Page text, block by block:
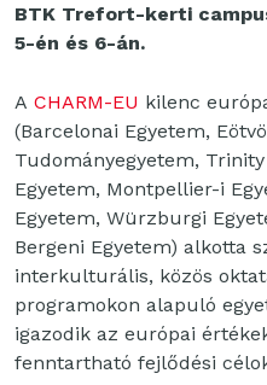
BTK Trefort-kerti
5-én és 6-án.
A CHARM-EU kilenc
(Barcelonai Egyetem,
Tudományegyetem,
Egyetem, Montpellier-i
Egyetem, Würzburgi
Bergeni Egyetem) alkotta
interkulturális, közös
programokon alapuló
igazodik az európai
fenntartható fejlődési